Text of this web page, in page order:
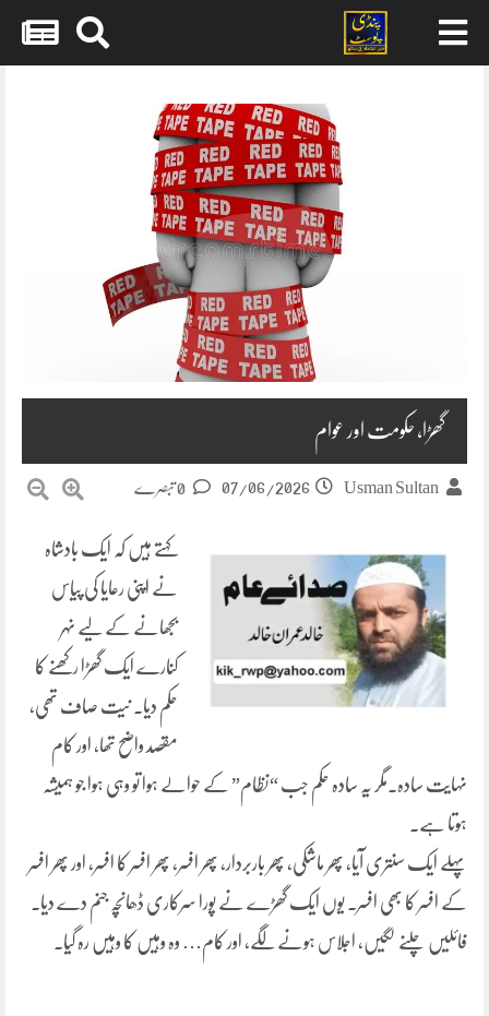
گھڑا، حکومت اور عوام
Usman Sultan
07/06/2026
کہتے ہیں کہ ایک بادشاہ
نے اپنی رعایا کی پیاس
بجھانے کے لیے نہر
کنارے ایک گھڑا رکھنے کا
حکم دیا۔ نیت صاف تھی،
مقصد واضح تھا، اور کام
نہایت سادہ۔مگر یہ سادہ حکم جب “نظام” کے حوالے ہوا تو وہی ہوا جو ہمیشہ
ہوتا ہے۔
پہلے ایک سنتری آیا، پھر ماشکی، پھر باربردار، پھر افسر، پھر افسر کا افسر، اور پھر افسر
کے افسر کا بھی افسر۔ یوں ایک گھڑے نے پورا سرکاری ڈھانچہ جنم دے دیا۔
فائلیں چلنے لگیں، اجلاس ہونے لگے، اور کام… وہ وہیں کا وہیں رہ گیا۔